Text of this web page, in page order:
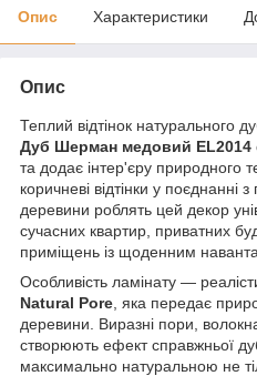
Опис Характеристики
Опис
Теплий відтінок натурального
Дуб Шерман медовий EL2014
та додає інтер'єру природного
коричневі відтінки у
деревини роблять цей декор
сучасних квартир, приватних
приміщень із щоденним
Особливість ламінату —
Natural Pore , яка передає
деревини. Виразні пори,
створюють ефект справжньої
максимально натуральною не